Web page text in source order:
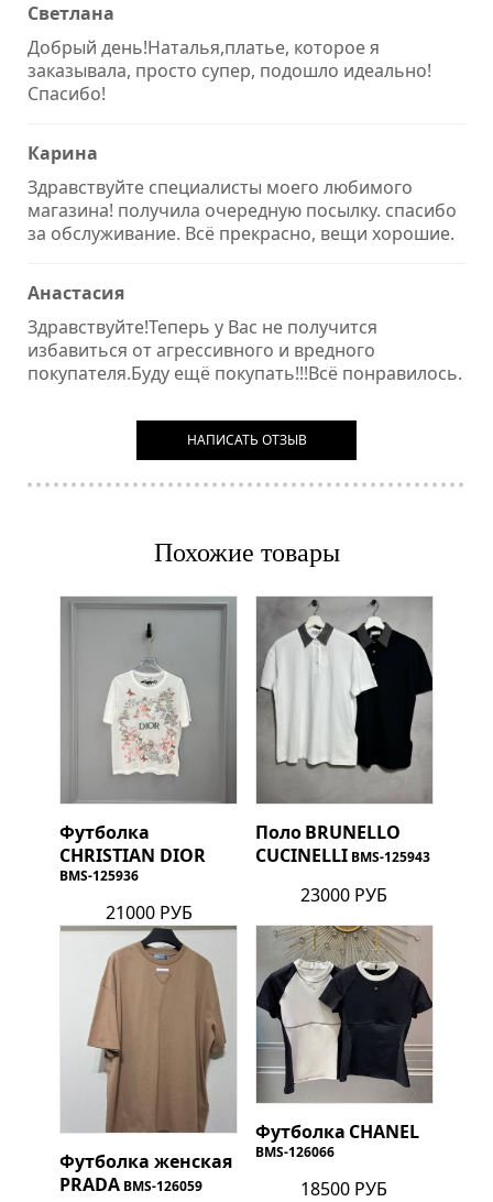
Светлана
Добрый день!Наталья,платье, которое я
заказывала, просто супер, подошло идеально!
Спасибо!
Карина
Здравствуйте специалисты моего любимого
магазина! получила очередную посылку. спасибо
за обслуживание. Всё прекрасно, вещи хорошие.
Анастасия
Здравствуйте!Теперь у Вас не получится
избавиться от агрессивного и вредного
покупателя.Буду ещё покупать!!!Всё понравилось.
НАПИСАТЬ ОТЗЫВ
Похожие товары
Футболка
CHRISTIAN DIOR
BMS-125936
21000 РУБ
Поло BRUNELLO
CUCINELLI BMS-125943
23000 РУБ
Футболка женская
PRADA BMS-126059
Футболка CHANEL
BMS-126066
18500 РУБ